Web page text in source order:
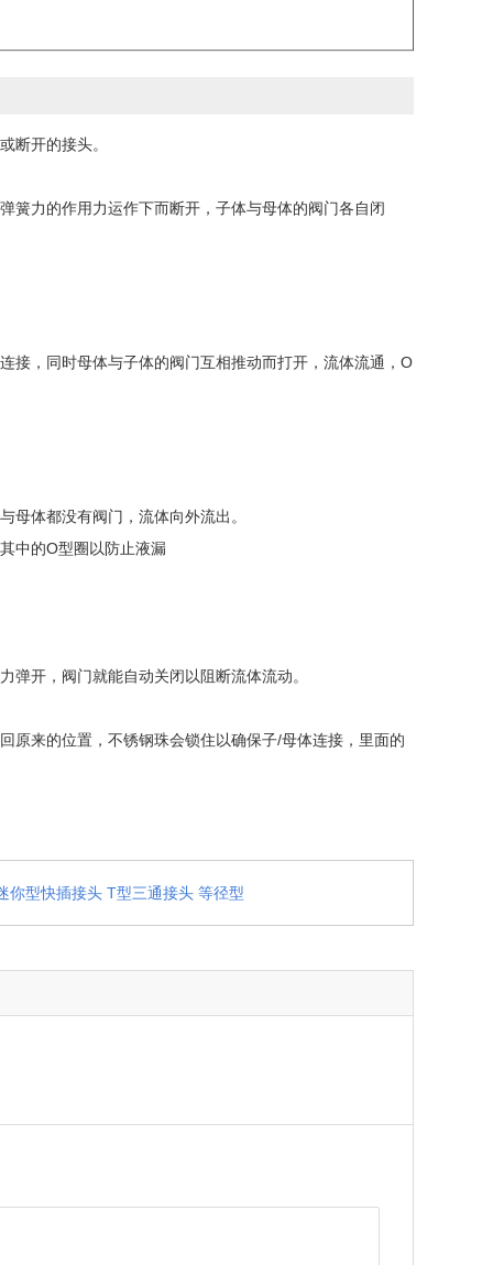
断开的接头。
簧力的作用力运作下而断开，子体与母体的阀门各自闭
，同时母体与子体的阀门互相推动而打开，流体流通，O
体都没有阀门，流体向外流出。
中的O型圈以防止液漏
开，阀门就能自动关闭以阻断流体流动。
来的位置，不锈钢珠会锁住以确保子/母体连接，里面的
你型快插接头 T型三通接头 等径型